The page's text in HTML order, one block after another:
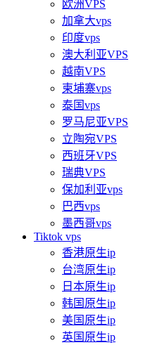
欧洲VPS
加拿大vps
印度vps
澳大利亚VPS
越南VPS
柬埔寨vps
泰国vps
罗马尼亚VPS
立陶宛VPS
西班牙VPS
瑞典VPS
保加利亚vps
巴西vps
墨西哥vps
Tiktok vps
香港原生ip
台湾原生ip
日本原生ip
韩国原生ip
美国原生ip
英国原生ip